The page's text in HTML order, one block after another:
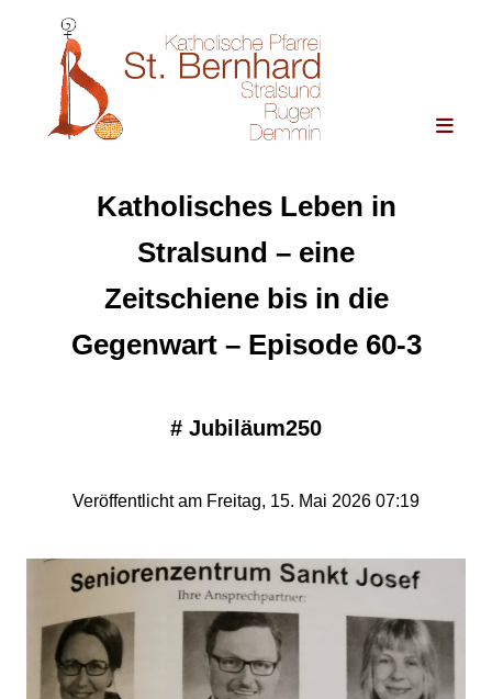
Katholisches Leben in
Stralsund – eine
Zeitschiene bis in die
Gegenwart – Episode 60-3
# Jubiläum250
Veröffentlicht am Freitag, 15. Mai 2026 07:19